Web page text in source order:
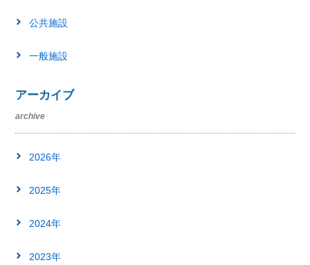
公共施設
一般施設
アーカイブ
archive
2026年
2025年
2024年
2023年